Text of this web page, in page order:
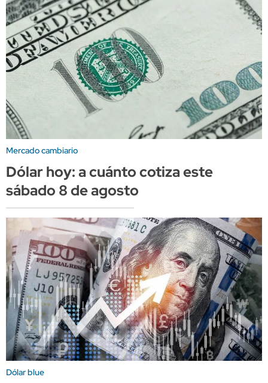
Mercado cambiario
Dólar hoy: a cuánto cotiza este
sábado 8 de agosto
Dólar blue